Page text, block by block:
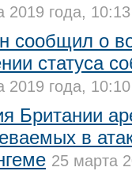
2019 года, 10:13
сообщил о
статуса
2019 года, 10:10
Британии
в
25 марта